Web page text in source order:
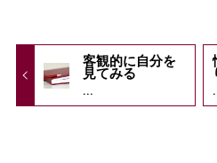
客観的に自分を
見てみる
...